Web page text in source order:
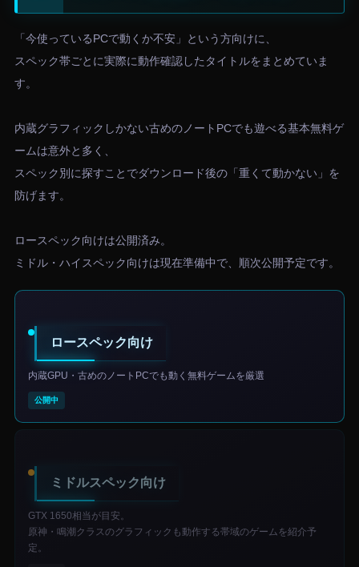
「今使っているPCで動くか不安」という方向けに、
スペック帯ごとに実際に動作確認したタイトルをまとめていま
す。
内蔵グラフィックしかない古めのノートPCでも遊べる基本無料ゲ
ームは意外と多く、
スペック別に探すことでダウンロード後の「重くて動かない」を
防げます。
ロースペック向けは公開済み。
ミドル・ハイスペック向けは現在準備中で、順次公開予定です。
ロースペック向け
内蔵GPU・古めのノートPCでも動く無料ゲームを厳選
公開中
ミドルスペック向け
GTX 1650相当が目安。
原神・鳴潮クラスのグラフィックも動作する帯域のゲームを紹介予
定。